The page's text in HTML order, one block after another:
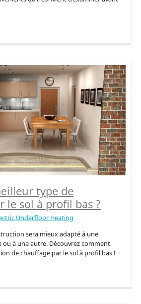
type de
le sol à profil bas ?
Underfloor Heating
sera mieux adapté à une
à une autre. Découvrez comment
de chauffage par le sol à profil bas !